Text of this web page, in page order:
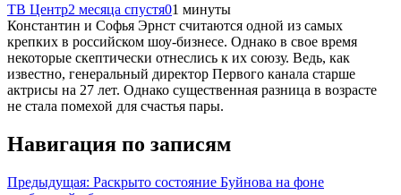
ТВ Центр2 месяца спустя01 минуты
Константин и Софья Эрнст считаются одной из самых
крепких в российском шоу-бизнесе. Однако в свое время
некоторые скептически отнеслись к их союзу. Ведь, как
известно, генеральный директор Первого канала старше
актрисы на 27 лет. Однако существенная разница в возрасте
не стала помехой для счастья пары.
Навигация по записям
Предыдущая: Раскрыто состояние Буйнова на фоне